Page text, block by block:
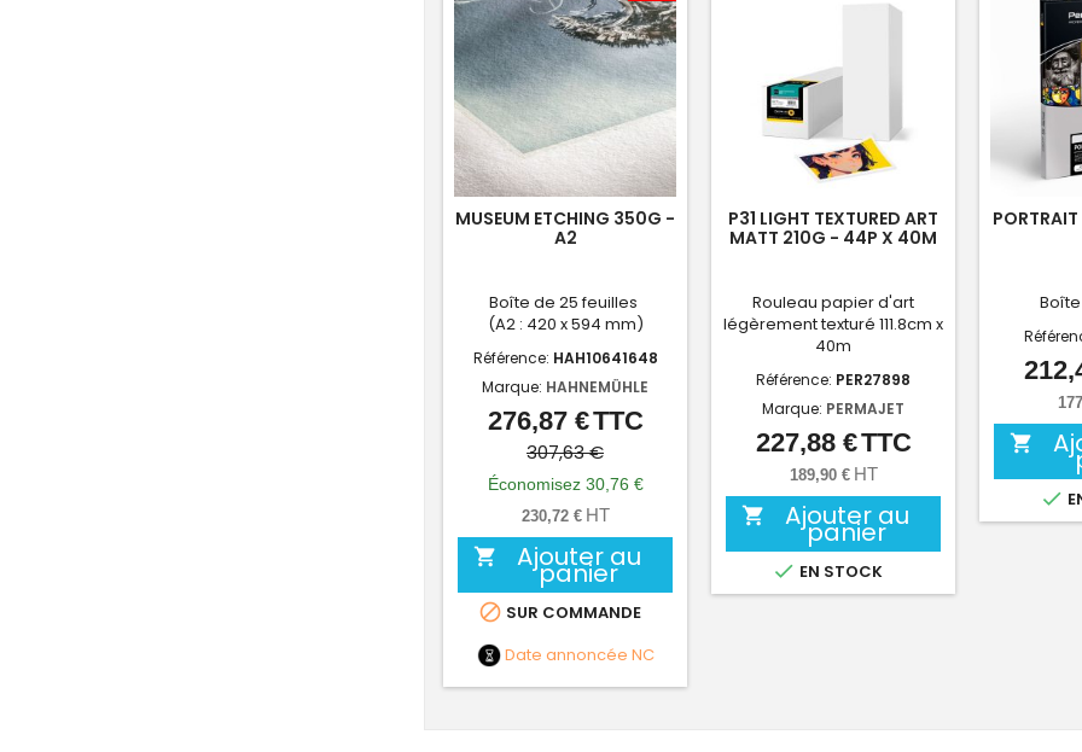
MUSEUM ETCHING 350G -
A2
Boîte de 25 feuilles
(A2 : 420 x 594 mm)
Référence: HAH10641648
Marque: HAHNEMÜHLE
Prix
Prix
de
base
276,87 €TTC
307,63 €
Économisez 30,76 €
230,72 € HT
 Ajouter au
panier
 SUR COMMANDE
Date annoncée NC
P31 LIGHT TEXTURED ART
MATT 210G - 44P X 40M
Rouleau papier d'art
légèrement texturé 111.8cm x
40m
Référence: PER27898
Marque: PERMAJET
Prix
227,88 €TTC
189,90 € HT
 Ajouter au
panier
 EN STOCK

